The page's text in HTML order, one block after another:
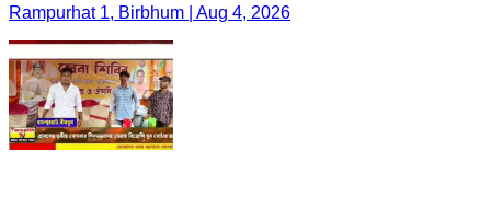
Rampurhat 1, Birbhum | Aug 4, 2026